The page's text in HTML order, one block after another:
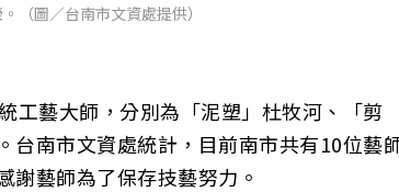
（圖／台南市文資處提供）
工藝大師，分別為「泥塑」杜牧河、「剪
台南市文資處統計，目前南市共有10位藝
謝藝師為了保存技藝努力。